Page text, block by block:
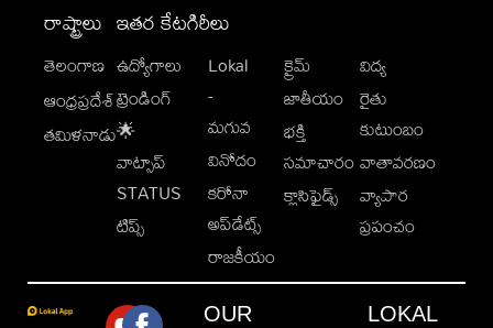
రాష్ట్రాలు
తెలంగాణ
ఆంధ్రప్రదేశ్
తమిళనాడు
ఇతర కేటగిరీలు
ఉద్యోగాలు
ట్రెండింగ్
🌟
వాట్సాప్
STATUS
టిప్స్
Lokal
-
మగువ
వినోదం
కరోనా
అప్‌డేట్స్
రాజకీయం
క్రైమ్
జాతీయం
భక్తి
సమాచారం
క్లాసిఫైడ్స్
విద్య
రైతు
కుటుంబం
వాతావరణం
వ్యాపార
ప్రపంచం
OUR
LOKAL